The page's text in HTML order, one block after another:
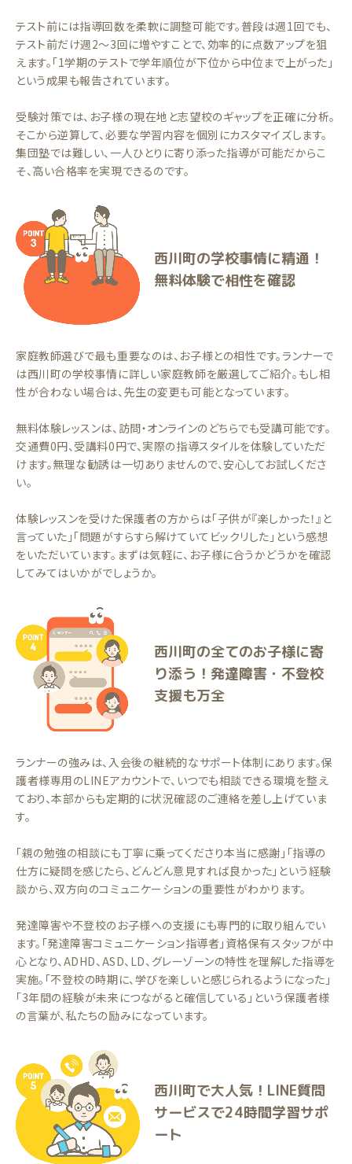
テスト前には指導回数を柔軟に調整可能です。普段は週1回でも、
テスト前だけ週2〜3回に増やすことで、効率的に点数アップを狙
えます。「1学期のテストで学年順位が下位から中位まで上がった」
という成果も報告されています。
受験対策では、お子様の現在地と志望校のギャップを正確に分析。
そこから逆算して、必要な学習内容を個別にカスタマイズします。
集団塾では難しい、一人ひとりに寄り添った指導が可能だからこ
そ、高い合格率を実現できるのです。
西川町の学校事情に精通！
無料体験で相性を確認
家庭教師選びで最も重要なのは、お子様との相性です。ランナーで
は西川町の学校事情に詳しい家庭教師を厳選してご紹介。もし相
性が合わない場合は、先生の変更も可能となっています。
無料体験レッスンは、訪問・オンラインのどちらでも受講可能です。
交通費0円、受講料0円で、実際の指導スタイルを体験していただ
けます。無理な勧誘は一切ありませんので、安心してお試しくださ
い。
体験レッスンを受けた保護者の方からは「子供が『楽しかった！』と
言っていた」「問題がすらすら解けていてビックリした」という感想
をいただいています。まずは気軽に、お子様に合うかどうかを確認
してみてはいかがでしょうか。
西川町の全てのお子様に寄
り添う！発達障害・不登校
支援も万全
ランナーの強みは、入会後の継続的なサポート体制にあります。保
護者様専用のLINEアカウントで、いつでも相談できる環境を整え
ており、本部からも定期的に状況確認のご連絡を差し上げていま
す。
「親の勉強の相談にも丁寧に乗ってくださり本当に感謝」「指導の
仕方に疑問を感じたら、どんどん意見すれば良かった」という経験
談から、双方向のコミュニケーションの重要性がわかります。
発達障害や不登校のお子様への支援にも専門的に取り組んでい
ます。「発達障害コミュニケーション指導者」資格保有スタッフが中
心となり、ADHD、ASD、LD、グレーゾーンの特性を理解した指導を
実施。「不登校の時期に、学びを楽しいと感じられるようになった」
「3年間の経験が未来につながると確信している」という保護者様
の言葉が、私たちの励みになっています。
西川町で大人気！LINE質問
サービスで24時間学習サポ
ート